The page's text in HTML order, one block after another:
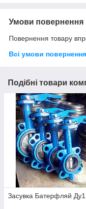
Умови повернення
Повернення товару
Всі умови повернення
Подібні товари
Засувка Батерфляй